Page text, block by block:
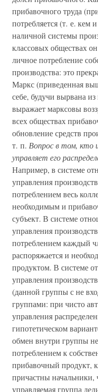
прибавочного труда
потребляется (т. е. кем
наличной системы
классовых обществах
личное потребление
производства: это
Маркс (приведенная
себе, будучи вырвана
выражает марксовы
всех обществах
обновление средств
т. п. Вопрос в том, кто
управляет его
Например, в системе
управления
потреблением весь
необходимым и
субъект. В системе
управления
потреблением каждый
распоряжается и
продуктом. В системе
управления
(данной группы с не
группами: при чисто
управления
гипотетическом
обмен внутри группы
потреблением к
прибавочный продукт,
причастны
управляемая группа